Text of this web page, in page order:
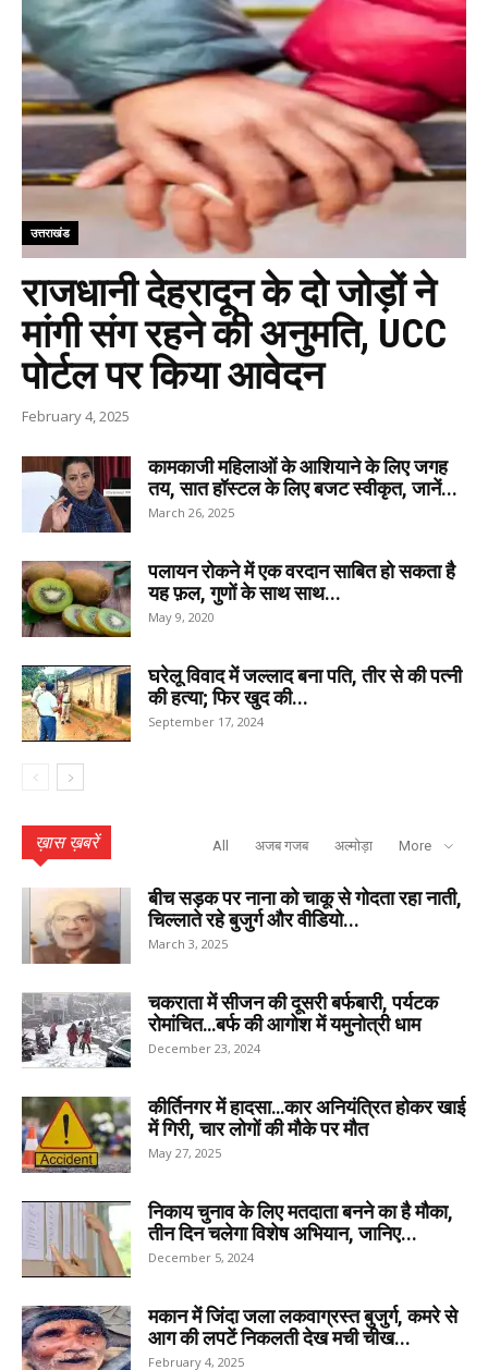
उत्तराखंड
राजधानी देहरादून के दो जोड़ों ने
मांगी संग रहने की अनुमति, UCC
पोर्टल पर किया आवेदन
February 4, 2025
कामकाजी महिलाओं के आशियाने के लिए जगह
तय, सात हॉस्टल के लिए बजट स्वीकृत, जानें...
March 26, 2025
पलायन रोकने में एक वरदान साबित हो सकता है
यह फ़ल, गुणों के साथ साथ...
May 9, 2020
घरेलू विवाद में जल्लाद बना पति, तीर से की पत्नी
की हत्या; फिर खुद की...
September 17, 2024
ख़ास ख़बरें All अजब गजब अल्मोड़ा More
बीच सड़क पर नाना को चाकू से गोदता रहा नाती,
चिल्लाते रहे बुजुर्ग और वीडियो...
March 3, 2025
चकराता में सीजन की दूसरी बर्फबारी, पर्यटक
रोमांचित…बर्फ की आगोश में यमुनोत्री धाम
December 23, 2024
कीर्तिनगर में हादसा…कार अनियंत्रित होकर खाई
में गिरी, चार लोगों की मौके पर मौत
May 27, 2025
निकाय चुनाव के लिए मतदाता बनने का है मौका,
तीन दिन चलेगा विशेष अभियान, जानिए...
December 5, 2024
मकान में जिंदा जला लकवाग्रस्त बुजुर्ग, कमरे से
आग की लपटें निकलती देख मची चीख...
February 4, 2025